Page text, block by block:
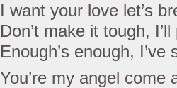
I want your love let’s
Don’t make it tough,
Enough’s enough,
You’re my angel come